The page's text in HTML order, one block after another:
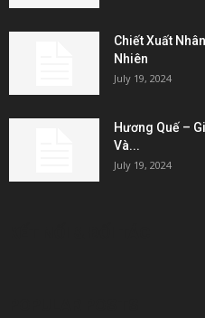
Chiết Xuất
Nhiên
July 19, 2024
Hương Quế –
Và...
July 19, 2024